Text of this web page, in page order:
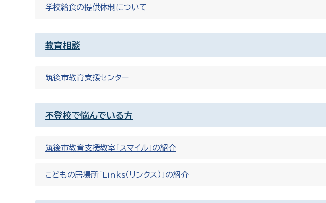
学校給食の提供体制について
教育相談
筑後市教育支援センター
不登校で悩んでいる方
筑後市教育支援教室「スマイル」の紹介
こどもの居場所「Links（リンクス）」の紹介